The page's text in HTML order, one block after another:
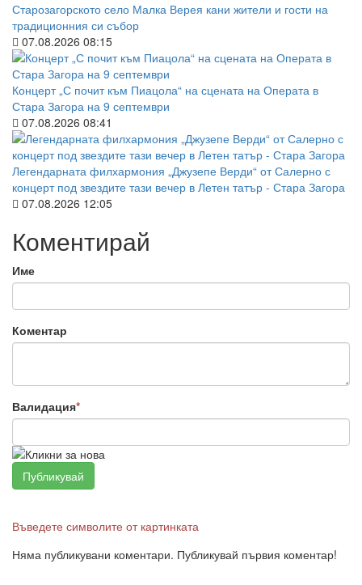
Старозагорското село Малка Верея кани жители и гости на
традиционния си събор
07.08.2026 08:15
Концерт „С почит към Пиацола“ на сцената на Операта в
Стара Загора на 9 септември
07.08.2026 08:41
Легендарната филхармония „Джузепе Верди“ от Салерно с
концерт под звездите тази вечер в Летен татър - Стара Загора
07.08.2026 12:05
Коментирай
Име
Коментар
Валидация*
Въведете символите от картинката
Няма публикувани коментари. Публикувай първия коментар!